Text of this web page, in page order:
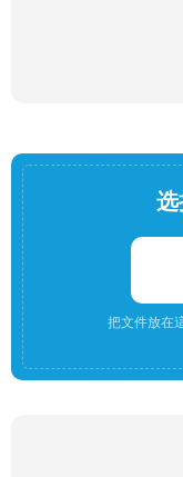
选
把文件放在